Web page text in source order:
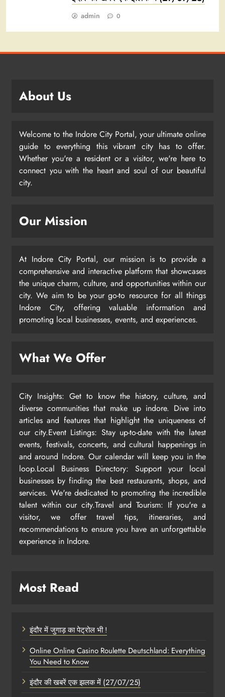
admin 0
About Us
Welcome to the Indore City Portal, your ultimate online
guide to everything this vibrant city has to offer.
Whether you're a resident or a visitor, we're here to
connect you with the heart and soul of our beautiful
city.
Our Mission
At Indore City Portal, our mission is to provide a
comprehensive and interactive platform that showcases
the unique charm, culture, and opportunities within our
city. We aim to be your go-to resource for all things
Indore City, offering valuable information and
promoting local businesses, events, and experiences.
What We Offer
City Insights: Get to know the history, culture, and
diverse communities that make up indore. Dive into
articles and features that highlight the uniqueness of
our city.Event Listings: Stay up-to-date with the latest
events, festivals, concerts, and cultural happenings in
and around Indore. Our calendar will keep you in the
loop.Local Business Directory: Support your local
businesses by finding the best restaurants, shops, and
services. We're dedicated to promoting the incredible
talent within our city.Travel and Tourism: If you're a
visitor, we offer travel tips, itineraries, and
recommendations to ensure you have an unforgettable
experience in Indore.
Most Read
इंदौर में जुगाड़ का पेट्रोल भी !
Online Online Casino Roulette Deutschland: Everything
You Need to Know
इंदौर की खबरें एक झलक में (27/07/25)